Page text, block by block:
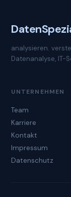
Daten
analysieren.
Datenanalyse, IT-
UNTERNEHMEN
Team
Karriere
Kontakt
Impressum
Datenschutz